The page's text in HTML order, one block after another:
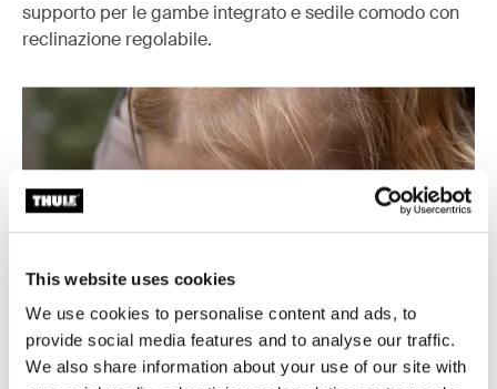
This website uses cookies
We use cookies to personalise content and ads, to
provide social media features and to analyse our traffic.
We also share information about your use of our site with
supporto per le gambe integrato e sedile comodo con
reclinazione regolabile.